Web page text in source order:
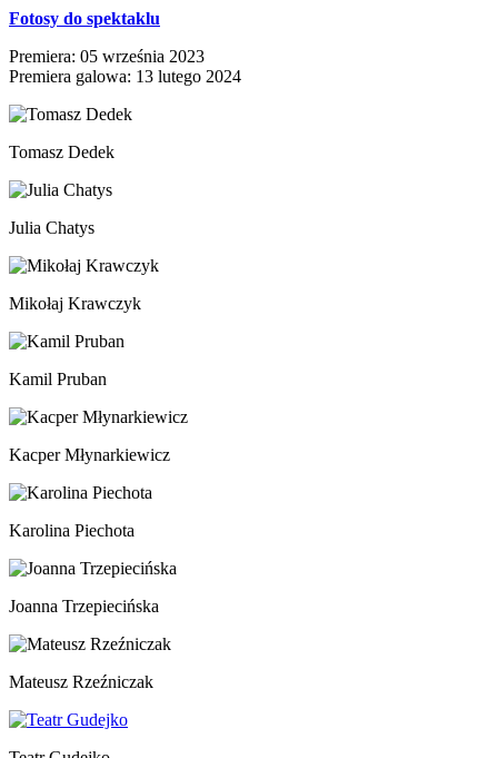
Fotosy do spektaklu
Premiera: 05 września 2023
Premiera galowa: 13 lutego 2024
Tomasz Dedek
Julia Chatys
Mikołaj Krawczyk
Kamil Pruban
Kacper Młynarkiewicz
Karolina Piechota
Joanna Trzepiecińska
Mateusz Rzeźniczak